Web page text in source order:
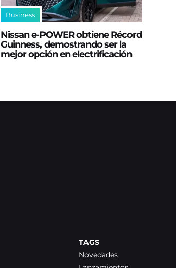
Business
Nissan e‑POWER obtiene Récord
Guinness, demostrando ser la
mejor opción en electrificación
TAGS
Novedades